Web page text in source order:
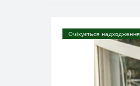
Очікується надходження